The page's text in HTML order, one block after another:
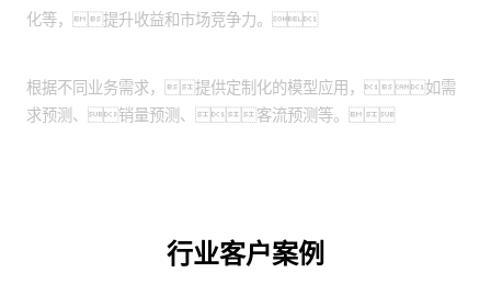
化等，提升收益和市场竞争力。
根据不同业务需求，提供定制化的模型应用，如需
求预测、销量预测、客流预测等。
行业客户案例